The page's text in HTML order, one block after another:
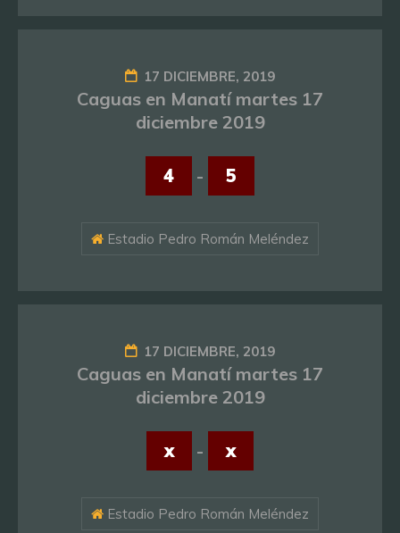
17 DICIEMBRE, 2019
Caguas en Manatí martes 17
diciembre 2019
4 - 5
Estadio Pedro Román Meléndez
17 DICIEMBRE, 2019
Caguas en Manatí martes 17
diciembre 2019
x - x
Estadio Pedro Román Meléndez